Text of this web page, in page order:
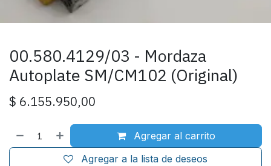
00.580.4129/03 - Mordaza
Autoplate SM/CM102 (Original)
$ 6.155.950,00
Agregar al carrito
Agregar a la lista de deseos